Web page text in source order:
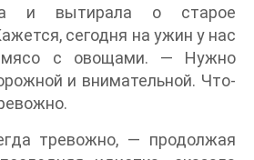
и вытирала о старое
сегодня на ужин у нас
мясо с овощами. — Нужно
и внимательной. Что-
тревожно, — продолжая